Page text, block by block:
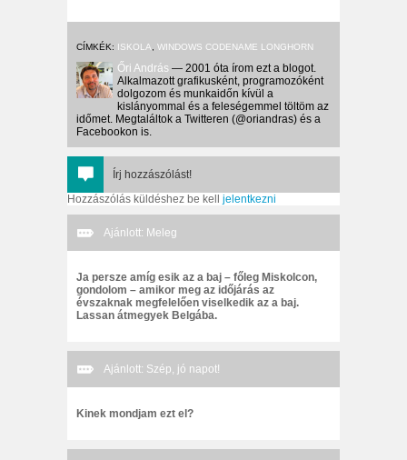
CÍMKÉK: ISKOLA WINDOWS CODENAME LONGHORN
Őri András — 2001 óta írom ezt a blogot.
Alkalmazott grafikusként, programozóként
dolgozom és munkaidőn kívül a
kislányommal és a feleségemmel töltöm az
időmet. Megtaláltok a Twitteren (@oriandras) és a
Facebookon is.
Írj hozzászólást!
Hozzászólás küldéshez be kell jelentkezni
Ajánlott: Meleg
Ja persze amíg esik az a baj – főleg Miskolcon,
gondolom – amikor meg az időjárás az
évszaknak megfelelően viselkedik az a baj.
Lassan átmegyek Belgába.
Ajánlott: Szép, jó napot!
Kinek mondjam ezt el?